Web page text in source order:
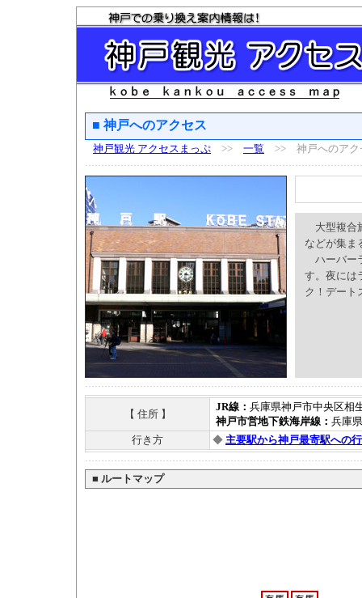
■ 神戸へのアクセス
神戸観光 アクセスまっぷ >> 一覧 >> 神戸へのアク
大型複合
などが集ま
ハーバー
す。夜には
ク！デート
【 住所 】
JR線： 兵庫県神戸市中央区相
神戸市営地下鉄海岸線： 兵庫
行き方
◆ 主要駅から神戸最寄駅への
■ ルートマップ